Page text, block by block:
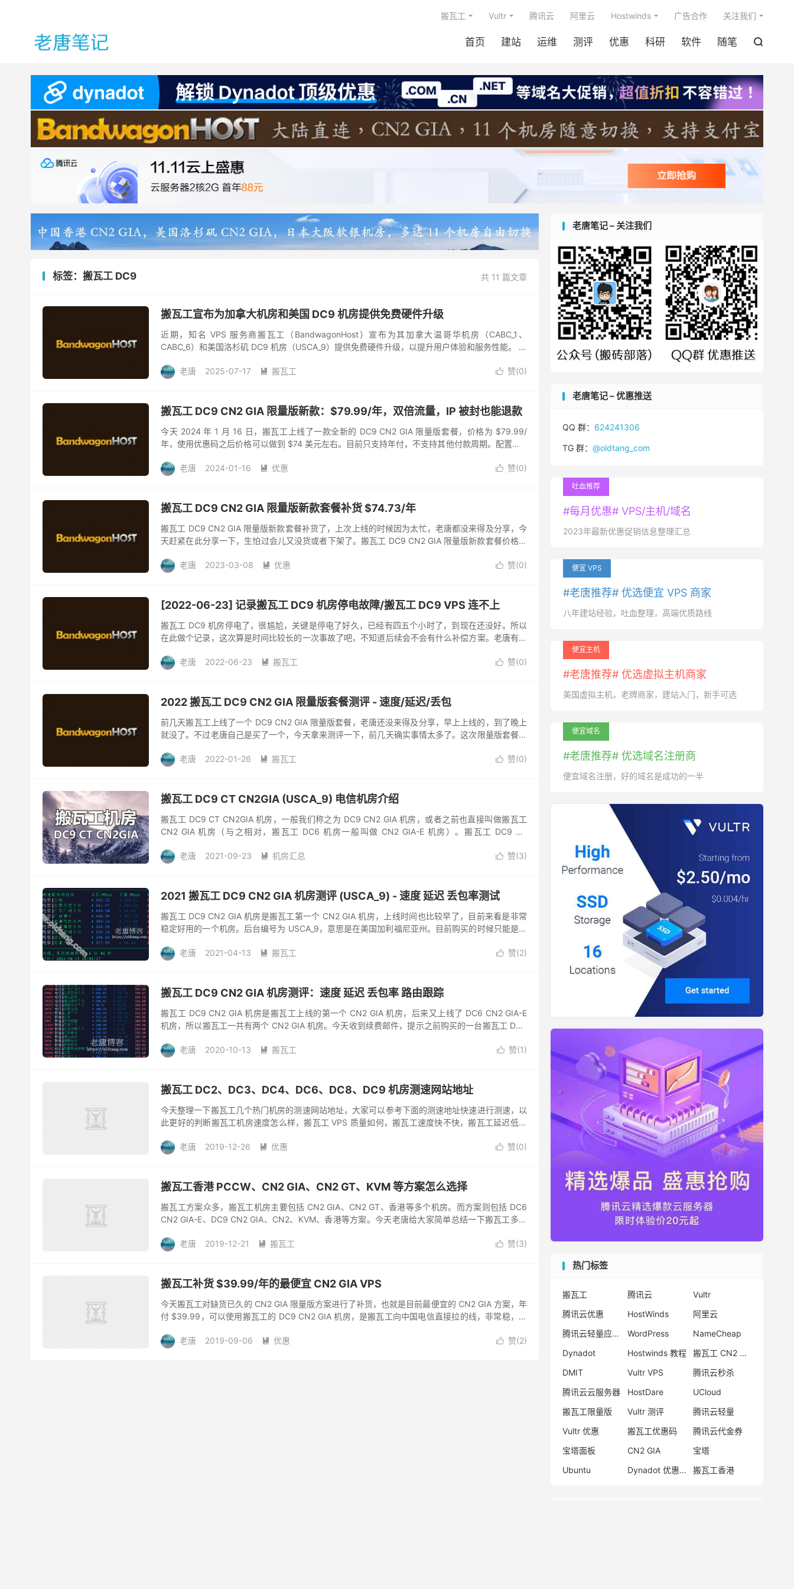
首页 建站 运维 测评 优惠 科研 软件 随笔 
搬瓦工 Vultr 腾讯云 阿里云 Hostwinds 广告合作 关注我们
共 11 篇文章
标签：搬瓦工 DC9
搬瓦工宣布为加拿大机房和美国 DC9 机房提供免费硬件升级
近期，知名 VPS 服务商搬瓦工（BandwagonHost）宣布为其加拿大温哥华机房（CABC_1、
CABC_6）和美国洛杉矶 DC9 机房（USCA_9）提供免费硬件升级，以提升用户体验和服务性能。 加
 赞(0)
老唐 2025-07-17  搬瓦工
搬瓦工 DC9 CN2 GIA 限量版新款：$79.99/年，双倍流量，IP 被封也能退款
今天 2024 年 1 月 16 日，搬瓦工上线了一款全新的 DC9 CN2 GIA 限量版套餐，价格为 $79.99/
年，使用优惠码之后价格可以做到 $74 美元左右。目前只支持年付，不支持其他付款周期。配置为 1
 赞(0)
老唐 2024-01-16  优惠
搬瓦工 DC9 CN2 GIA 限量版新款套餐补货 $74.73/年
搬瓦工 DC9 CN2 GIA 限量版新款套餐补货了，上次上线的时候因为太忙，老唐都没来得及分享，今
天赶紧在此分享一下，生怕过会儿又没货或者下架了。搬瓦工 DC9 CN2 GIA 限量版新款套餐价格为
 赞(0)
老唐 2023-03-08  优惠
[2022-06-23] 记录搬瓦工 DC9 机房停电故障/搬瓦工 DC9 VPS 连不上
搬瓦工 DC9 机房停电了，很尴尬，关键是停电了好久，已经有四五个小时了，到现在还没好。所以
在此做个记录，这次算是时间比较长的一次事故了吧，不知道后续会不会有什么补偿方案。老唐有一
 赞(0)
老唐 2022-06-23  搬瓦工
2022 搬瓦工 DC9 CN2 GIA 限量版套餐测评 - 速度/延迟/丢包
前几天搬瓦工上线了一个 DC9 CN2 GIA 限量版套餐，老唐还没来得及分享，早上上线的，到了晚上
就没了。不过老唐自己是买了一个，今天拿来测评一下，前几天确实事情太多了。这次限量版套餐主
 赞(0)
老唐 2022-01-26  搬瓦工
搬瓦工 DC9 CT CN2GIA (USCA_9) 电信机房介绍
搬瓦工 DC9 CT CN2GIA 机房，一般我们称之为 DC9 CN2 GIA 机房，或者之前也直接叫做搬瓦工
CN2 GIA 机房（与之相对，搬瓦工 DC6 机房一般叫做 CN2 GIA-E 机房）。搬瓦工 DC9 CT
 赞(3)
老唐 2021-09-23  机房汇总
2021 搬瓦工 DC9 CN2 GIA 机房测评 (USCA_9) - 速度 延迟 丢包率测试
搬瓦工 DC9 CN2 GIA 机房是搬瓦工第一个 CN2 GIA 机房，上线时间也比较早了，目前来看是非常
稳定好用的一个机房。后台编号为 USCA_9，意思是在美国加利福尼亚州。目前购买的时候只能是先
 赞(2)
老唐 2021-04-13  搬瓦工
搬瓦工 DC9 CN2 GIA 机房测评：速度 延迟 丢包率 路由跟踪
搬瓦工 DC9 CN2 GIA 机房是搬瓦工上线的第一个 CN2 GIA 机房，后来又上线了 DC6 CN2 GIA-E
机房，所以搬瓦工一共有两个 CN2 GIA 机房。今天收到续费邮件，提示之前购买的一台搬瓦工 DC9
 赞(1)
老唐 2020-10-13  搬瓦工
搬瓦工 DC2、DC3、DC4、DC6、DC8、DC9 机房测速网站地址
今天整理一下搬瓦工几个热门机房的测速网站地址，大家可以参考下面的测速地址快速进行测速，以
此更好的判断搬瓦工机房速度怎么样，搬瓦工 VPS 质量如何，搬瓦工速度快不快，搬瓦工延迟低不
 赞(0)
老唐 2019-12-26  优惠
搬瓦工香港 PCCW、CN2 GIA、CN2 GT、KVM 等方案怎么选择
搬瓦工方案众多，搬瓦工机房主要包括 CN2 GIA、CN2 GT、香港等多个机房。而方案则包括 DC6
CN2 GIA-E、DC9 CN2 GIA、CN2、KVM、香港等方案。今天老唐给大家简单总结一下搬瓦工多个
 赞(3)
老唐 2019-12-21  搬瓦工
搬瓦工补货 $39.99/年的最便宜 CN2 GIA VPS
今天搬瓦工对缺货已久的 CN2 GIA 限量版方案进行了补货，也就是目前最便宜的 CN2 GIA 方案，年
付 $39.99，可以使用搬瓦工的 DC9 CN2 GIA 机房，是搬瓦工向中国电信直接拉的线，非常稳，三
 赞(2)
老唐 2019-09-06  优惠
老唐笔记 – 关注我们
老唐笔记 – 优惠推送
QQ 群： 624241306
TG 群： @oldtang_com
吐血推荐
#每月优惠# VPS/主机/域名
2023年最新优惠促销信息整理汇总
便宜 VPS
#老唐推荐# 优选便宜 VPS 商家
八年建站经验，吐血整理，高端优质路线
便宜主机
#老唐推荐# 优选虚拟主机商家
美国虚拟主机，老牌商家，建站入门，新手可选
便宜域名
#老唐推荐# 优选域名注册商
便宜域名注册，好的域名是成功的一半
热门标签
搬瓦工 腾讯云
Vultr
腾讯云优惠
HostWinds
阿里云
腾讯云轻量应用服务器
WordPress
NameCheap
Dynadot
Hostwinds 教程
搬瓦工 CN2 GIA
DMIT
Vultr VPS
腾讯云秒杀
腾讯云云服务器
HostDare
UCloud
搬瓦工限量版
Vultr 测评
腾讯云轻量
Vultr 优惠
搬瓦工优惠码
腾讯云代金券
宝塔面板
CN2 GIA
宝塔
Ubuntu
Dynadot 优惠码 搬瓦工香港